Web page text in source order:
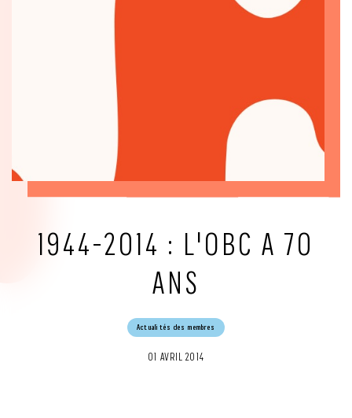
1944-2014 : L'OBC A 70
ANS
Actualités des membres
01 AVRIL 2014